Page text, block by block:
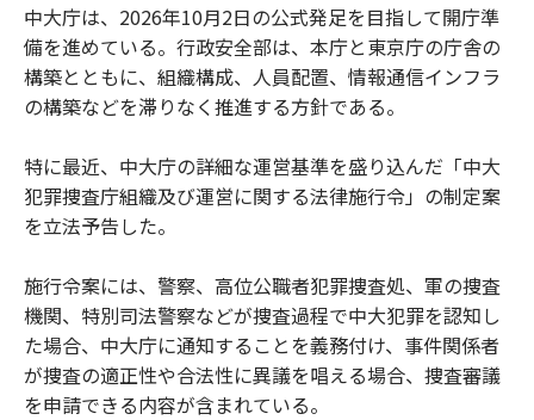
中大庁は、2026年10月2日の公式発足を目指して開庁準
備を進めている。行政安全部は、本庁と東京庁の庁舎の
構築とともに、組織構成、人員配置、情報通信インフラ
の構築などを滞りなく推進する方針である。
特に最近、中大庁の詳細な運営基準を盛り込んだ「中大
犯罪捜査庁組織及び運営に関する法律施行令」の制定案
を立法予告した。
施行令案には、警察、高位公職者犯罪捜査処、軍の捜査
機関、特別司法警察などが捜査過程で中大犯罪を認知し
た場合、中大庁に通知することを義務付け、事件関係者
が捜査の適正性や合法性に異議を唱える場合、捜査審議
を申請できる内容が含まれている。